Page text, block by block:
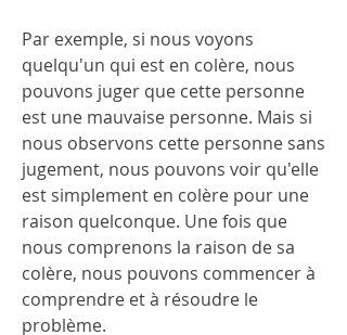
Par exemple, si nous voyons
quelqu'un qui est en colère, nous
pouvons juger que cette personne
est une mauvaise personne. Mais si
nous observons cette personne sans
jugement, nous pouvons voir qu'elle
est simplement en colère pour une
raison quelconque. Une fois que
nous comprenons la raison de sa
colère, nous pouvons commencer à
comprendre et à résoudre le
problème.